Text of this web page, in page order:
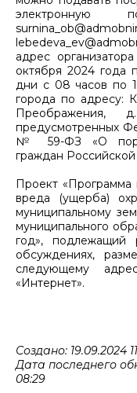
электронную
адрес
октября 2024 года
дни с 08 часов по
города по адресу:
предусмотренных
№ 59-ФЗ «О
граждан
Проект «Программа
вреда (ущерба)
муниципальному
муниципального
год», подлежащий
обсуждениях,
следующему
«Интернет».
Создано: 19.09.2024
Дата последнего
08:29